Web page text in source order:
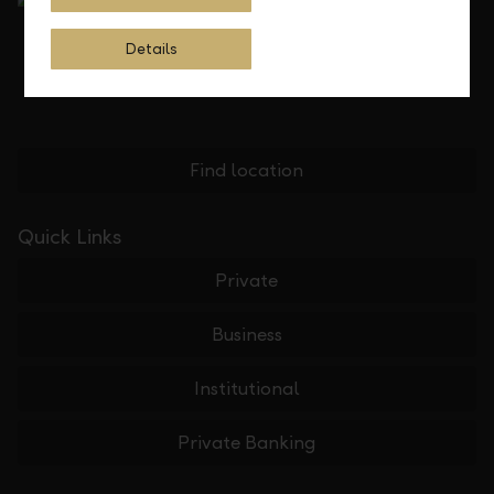
Find location
Quick Links
Private
Business
Institutional
Private Banking
Details